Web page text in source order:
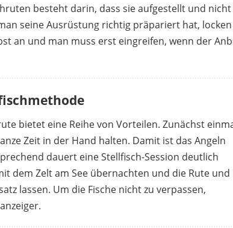
besteht darin, dass sie aufgestellt und nicht
seine Ausrüstung richtig präpariert hat, locken
an und man muss erst eingreifen, wenn der
bietet eine Reihe von Vorteilen. Zunächst
Zeit in der Hand halten. Damit ist das Angeln
dauert eine Stellfisch-Session deutlich
dem Zelt am See übernachten und die Rute und
lassen. Um die Fische nicht zu verpassen,